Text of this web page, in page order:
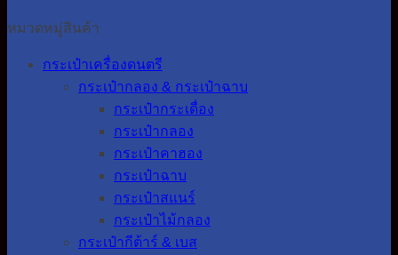
หมวดหมู่สินค้า
กระเป๋าเครื่องดนตรี
กระเป๋ากลอง & กระเป๋าฉาบ
กระเป๋ากระเดื่อง
กระเป๋ากลอง
กระเป๋าคาฮอง
กระเป๋าฉาบ
กระเป๋าสแนร์
กระเป๋าไม้กลอง
กระเป๋ากีต้าร์ & เบส